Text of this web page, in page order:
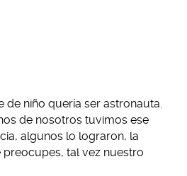
de niño quería ser astronauta.
de nosotros tuvimos ese
algunos lo lograron, la
tal vez nuestro